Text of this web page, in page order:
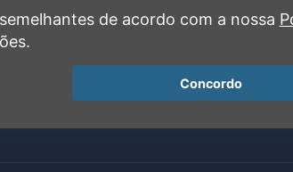
Favoritasde acordo com a nossa
Concordo